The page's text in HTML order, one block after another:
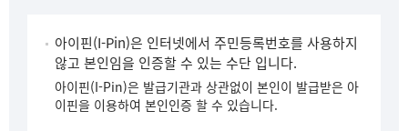
아이핀(I-Pin)은 인터넷에서 주민등록번호를 사용하지
않고 본인임을 인증할 수 있는 수단 입니다.
아이핀(I-Pin)은 발급기관과 상관없이 본인이 발급받은 아
이핀을 이용하여 본인인증 할 수 있습니다.